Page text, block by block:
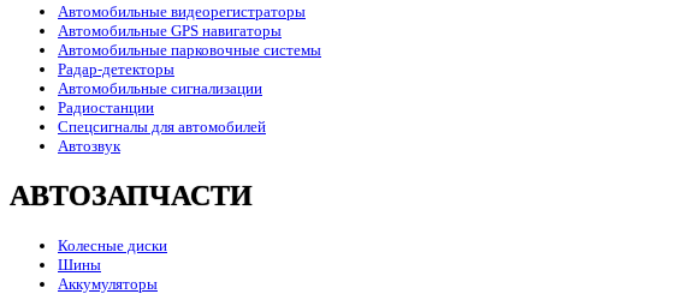
Автомобильные видеорегистраторы
Автомобильные GPS навигаторы
Автомобильные парковочные системы
Радар-детекторы
Автомобильные сигнализации
Радиостанции
Спецсигналы для автомобилей
Автозвук
АВТОЗАПЧАСТИ
Колесные диски
Шины
Аккумуляторы